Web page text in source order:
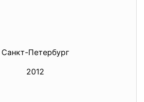
Санкт-Петербург
2012